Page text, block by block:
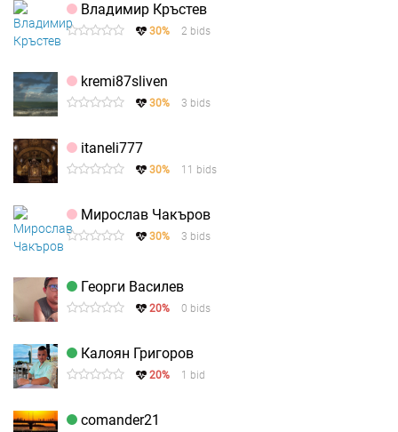
Владимир Кръстев
30% 2 bids
kremi87sliven
30% 3 bids
itaneli777
30% 11 bids
Мирослав Чакъров
30% 3 bids
Георги Василев
20% 0 bids
Калоян Григоров
20% 1 bid
comander21